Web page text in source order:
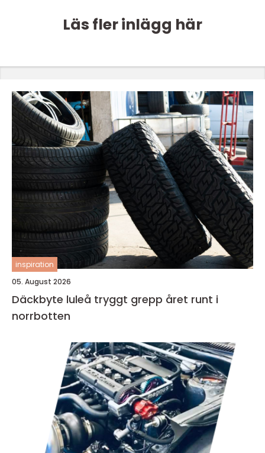
Läs fler inlägg här
inspiration
05. August 2026
Däckbyte luleå tryggt grepp året runt i
norrbotten